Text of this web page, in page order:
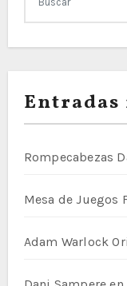
Entradas
Rompecabezas
Mesa de Juegos
Adam Warlock